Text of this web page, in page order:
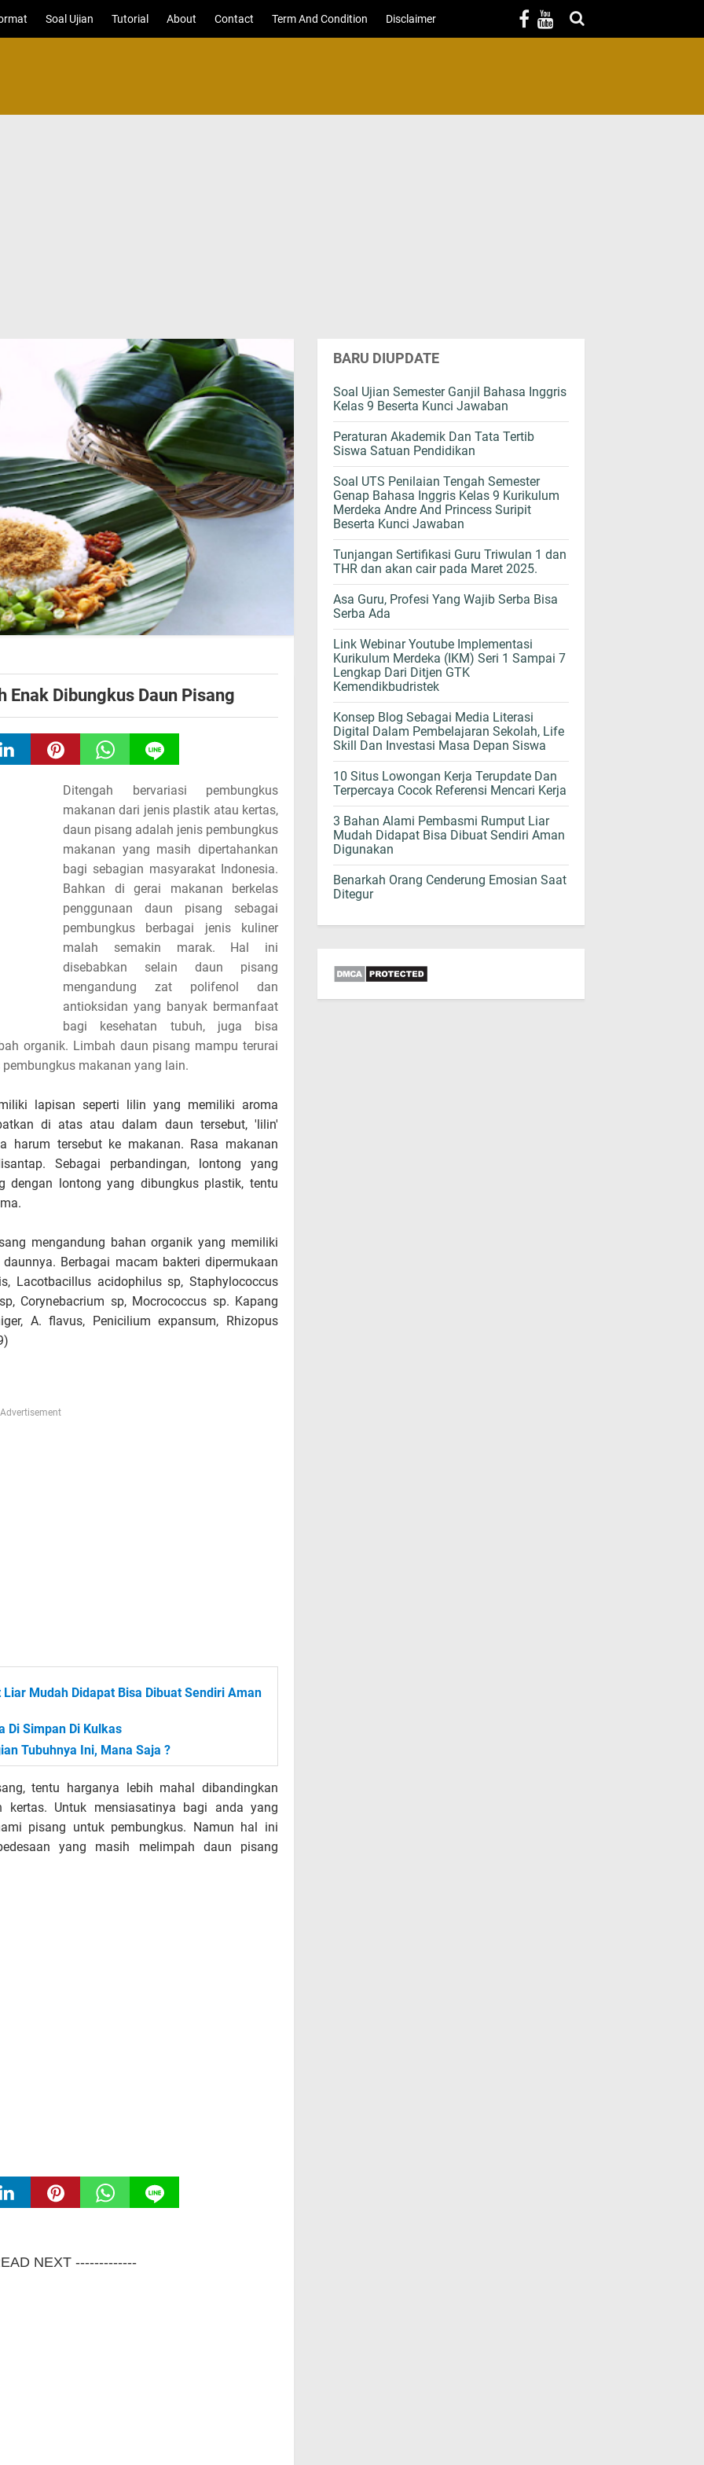
Soal Ujian Tutorial About Contact Term And Condition Disclaimer
Enak Dibungkus Daun Pisang
Ditengah bervariasi pembungkus
makanan dari jenis plastik atau kertas,
daun pisang adalah jenis pembungkus
makanan yang masih dipertahankan
bagi sebagian masyarakat Indonesia.
Bahkan di gerai makanan berkelas
penggunaan daun pisang sebagai
pembungkus berbagai jenis kuliner
malah semakin marak. Hal ini
disebabkan selain daun pisang
mengandung zat polifenol dan
antioksidan yang banyak bermanfaat
bagi kesehatan tubuh, juga bisa
organik. Limbah daun pisang mampu terurai
makanan yang lain.
lapisan seperti lilin yang memiliki aroma
di atas atau dalam daun tersebut, 'lilin'
harum tersebut ke makanan. Rasa makanan
Sebagai perbandingan, lontong yang
dengan lontong yang dibungkus plastik, tentu
mengandung bahan organik yang memiliki
Berbagai macam bakteri dipermukaan
Lacotbacillus acidophilus sp, Staphylococcus
Corynebacrium sp, Mocrococcus sp. Kapang
A. flavus, Penicilium expansum, Rhizopus
Advertisement
Mudah Didapat Bisa Dibuat Sendiri Aman
Di Simpan Di Kulkas
Tubuhnya Ini, Mana Saja ?
tentu harganya lebih mahal dibandingkan
kertas. Untuk mensiasatinya bagi anda yang
pisang untuk pembungkus. Namun hal ini
yang masih melimpah daun pisang
NEXT -------------
BARU DIUPDATE
Soal Ujian Semester Ganjil Bahasa Inggris
Kelas 9 Beserta Kunci Jawaban
Peraturan Akademik Dan Tata Tertib
Siswa Satuan Pendidikan
Soal UTS Penilaian Tengah Semester
Genap Bahasa Inggris Kelas 9 Kurikulum
Merdeka Andre And Princess Suripit
Beserta Kunci Jawaban
Tunjangan Sertifikasi Guru Triwulan 1 dan
THR dan akan cair pada Maret 2025.
Asa Guru, Profesi Yang Wajib Serba Bisa
Serba Ada
Link Webinar Youtube Implementasi
Kurikulum Merdeka (IKM) Seri 1 Sampai 7
Lengkap Dari Ditjen GTK
Kemendikbudristek
Konsep Blog Sebagai Media Literasi
Digital Dalam Pembelajaran Sekolah, Life
Skill Dan Investasi Masa Depan Siswa
10 Situs Lowongan Kerja Terupdate Dan
Terpercaya Cocok Referensi Mencari Kerja
3 Bahan Alami Pembasmi Rumput Liar
Mudah Didapat Bisa Dibuat Sendiri Aman
Digunakan
Benarkah Orang Cenderung Emosian Saat
Ditegur